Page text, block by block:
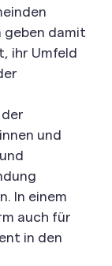
geben damit
ihr Umfeld
und
In einem
auch für
in den